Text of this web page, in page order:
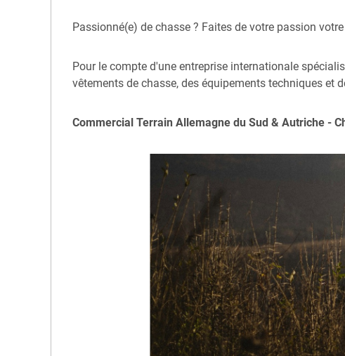
Passionné(e) de chasse ? Faites de votre passion
Pour le compte d'une entreprise internationale
vêtements de chasse, des équipements techniques et
Commercial Terrain Allemagne du Sud & Autriche -